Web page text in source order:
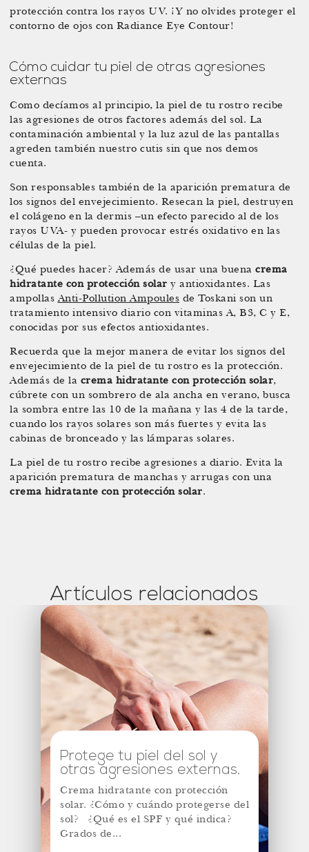
protección contra los rayos UV. ¡Y no olvides proteger el
contorno de ojos con Radiance Eye Contour!
Cómo cuidar tu piel de otras agresiones
externas
Como decíamos al principio, la piel de tu rostro recibe
las agresiones de otros factores además del sol. La
contaminación ambiental y la luz azul de las pantallas
agreden también nuestro cutis sin que nos demos
cuenta.
Son responsables también de la aparición prematura de
los signos del envejecimiento. Resecan la piel, destruyen
el colágeno en la dermis –un efecto parecido al de los
rayos UVA- y pueden provocar estrés oxidativo en las
células de la piel.
¿Qué puedes hacer? Además de usar una buena crema
hidratante con protección solar y antioxidantes. Las
ampollas Anti-Pollution Ampoules de Toskani son un
tratamiento intensivo diario con vitaminas A, B3, C y E,
conocidas por sus efectos antioxidantes.
Recuerda que la mejor manera de evitar los signos del
envejecimiento de la piel de tu rostro es la protección.
Además de la crema hidratante con protección solar,
cúbrete con un sombrero de ala ancha en verano, busca
la sombra entre las 10 de la mañana y las 4 de la tarde,
cuando los rayos solares son más fuertes y evita las
cabinas de bronceado y las lámparas solares.
La piel de tu rostro recibe agresiones a diario. Evita la
aparición prematura de manchas y arrugas con una
crema hidratante con protección solar.
Artículos relacionados
Protege tu piel del sol y
otras agresiones externas.
Crema hidratante con protección
solar. ¿Cómo y cuándo protegerse del
sol? ¿Qué es el SPF y qué indica?
Grados de...